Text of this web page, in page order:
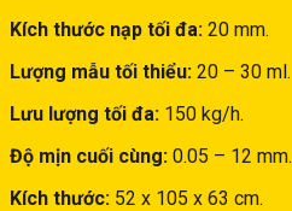
Kích thước nạp tối đa: 20 mm.
Lượng mẫu tối thiểu: 20 – 30 ml.
Lưu lượng tối đa: 150 kg/h.
Độ mịn cuối cùng: 0.05 – 12 mm.
Kích thước: 52 x 105 x 63 cm.